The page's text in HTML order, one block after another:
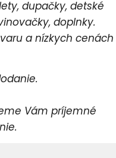
dupačky, detské
doplnky.
a nízkych cenách
príjemné